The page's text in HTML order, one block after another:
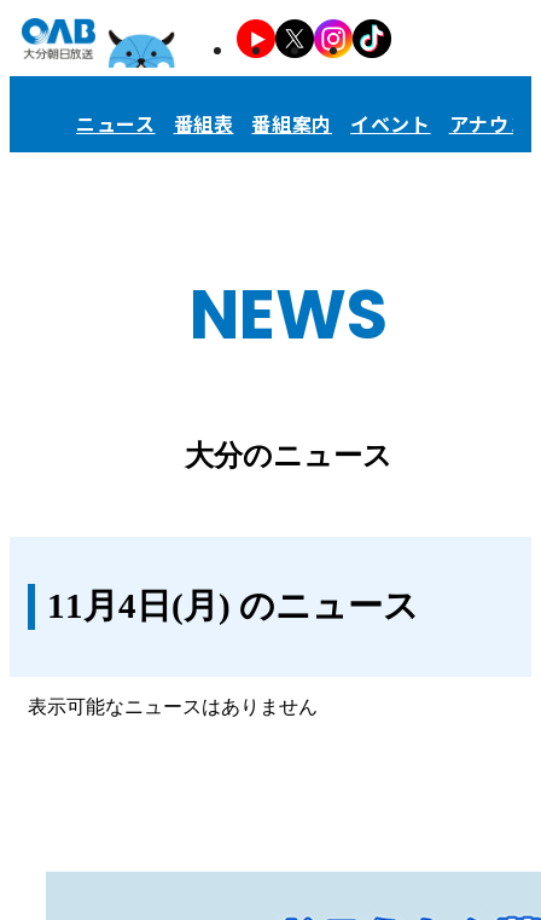
ニュース 番組表 番組案内 イベント アナウン
NEWS
大分のニュース
11月4日(月) のニュース
表示可能なニュースはありません